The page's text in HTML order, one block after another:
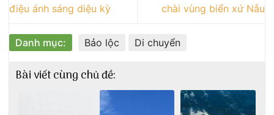
điệu ánh sáng diệu kỳ
chài vùng biển xứ Nẫu
Danh mục: Bảo lộc Di chuyển
Bài viết cùng chủ đề: